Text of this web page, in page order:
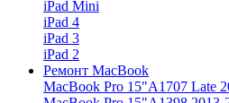
iPad Mini
iPad 4
iPad 3
iPad 2
Ремонт MacBook
MacBook Pro 15"A1707 Late